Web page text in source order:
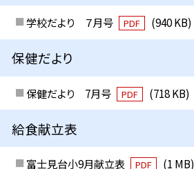
学校だより ７月号 PDF (940 KB)
保健だより
保健だより 7月号 PDF (718 KB)
給食献立表
富士見台小9月献立表 PDF
(1 MB)